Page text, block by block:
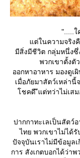
".....ใ
ต่ในความจริงคื
มีสิ่งมีชีวิต กลุ่มหนึ่งซึ่
พวกเขาตั้งตั
ออกหาอาหาร มองดู
เมื่อภัยมาสัตว์เหล่านี้
ชคดี ีแต่ทว่าไม่เสม
ปากกาทะเลเป็นสัตว์
ไทย พวกเขาไม่ได้
ปัจจุบันเราไม่มีข้อมูลเ
การ สังเกตบอกได้ว่า